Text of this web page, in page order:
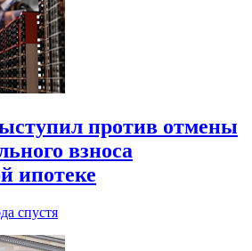
против отмены
взноса
ипотеке
спустя